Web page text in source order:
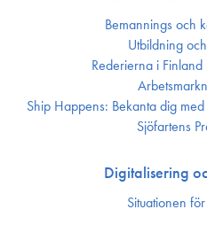
Bemannings och
Utbildning
Rederierna i
Ship Happens: Bekanta dig
Sjöfartens
Digitalisering
Situationen